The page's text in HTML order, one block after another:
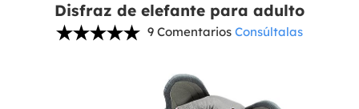
Disfraz de elefante para adulto
9 Comentarios Consúltalas